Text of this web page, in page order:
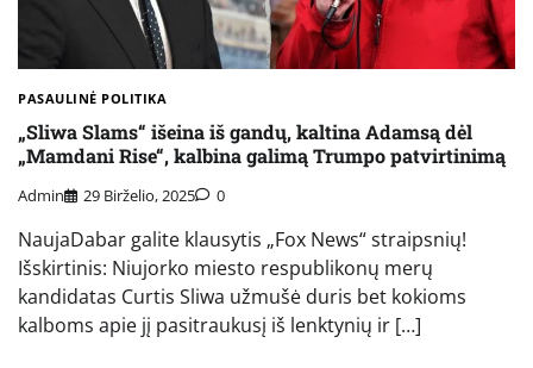
PASAULINĖ POLITIKA
„Sliwa Slams“ išeina iš gandų, kaltina Adamsą dėl
„Mamdani Rise“, kalbina galimą Trumpo patvirtinimą
Admin 29 Birželio, 2025 0
NaujaDabar galite klausytis „Fox News“ straipsnių!
Išskirtinis: Niujorko miesto respublikonų merų
kandidatas Curtis Sliwa užmušė duris bet kokioms
kalboms apie jį pasitraukusį iš lenktynių ir […]